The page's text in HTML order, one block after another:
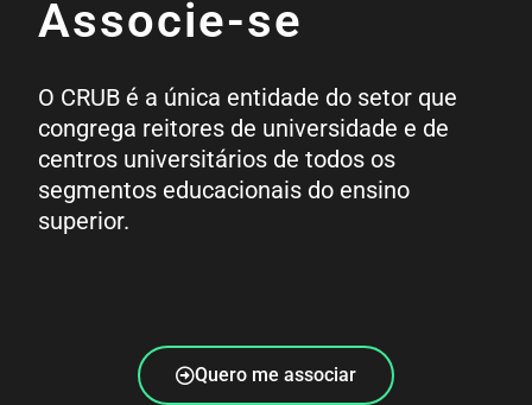
Associe-se
O CRUB é a única entidade do setor que
congrega reitores de universidade e de
centros universitários de todos os
segmentos educacionais do ensino
superior.
Quero me associar